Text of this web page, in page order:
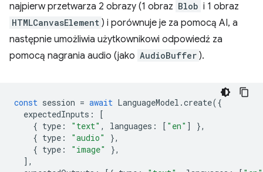
najpierw przetwarza 2 obrazy (1 obraz Blob i 1 obraz
HTMLCanvasElement ) i porównuje je za pomocą AI, a
następnie umożliwia użytkownikowi odpowiedź za
pomocą nagrania audio (jako AudioBuffer ).
const session = await LanguageModel .create({
expectedInputs :
[
{ type : "text" , languages : [ "en" ]
},
{ type : "audio"
},
{ type : "image"
},
],